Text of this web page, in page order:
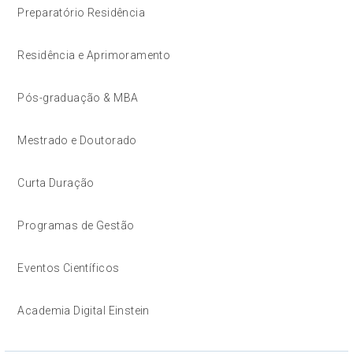
Preparatório Residência
Residência e Aprimoramento
Pós-graduação & MBA
Mestrado e Doutorado
Curta Duração
Programas de Gestão
Eventos Científicos
Academia Digital Einstein